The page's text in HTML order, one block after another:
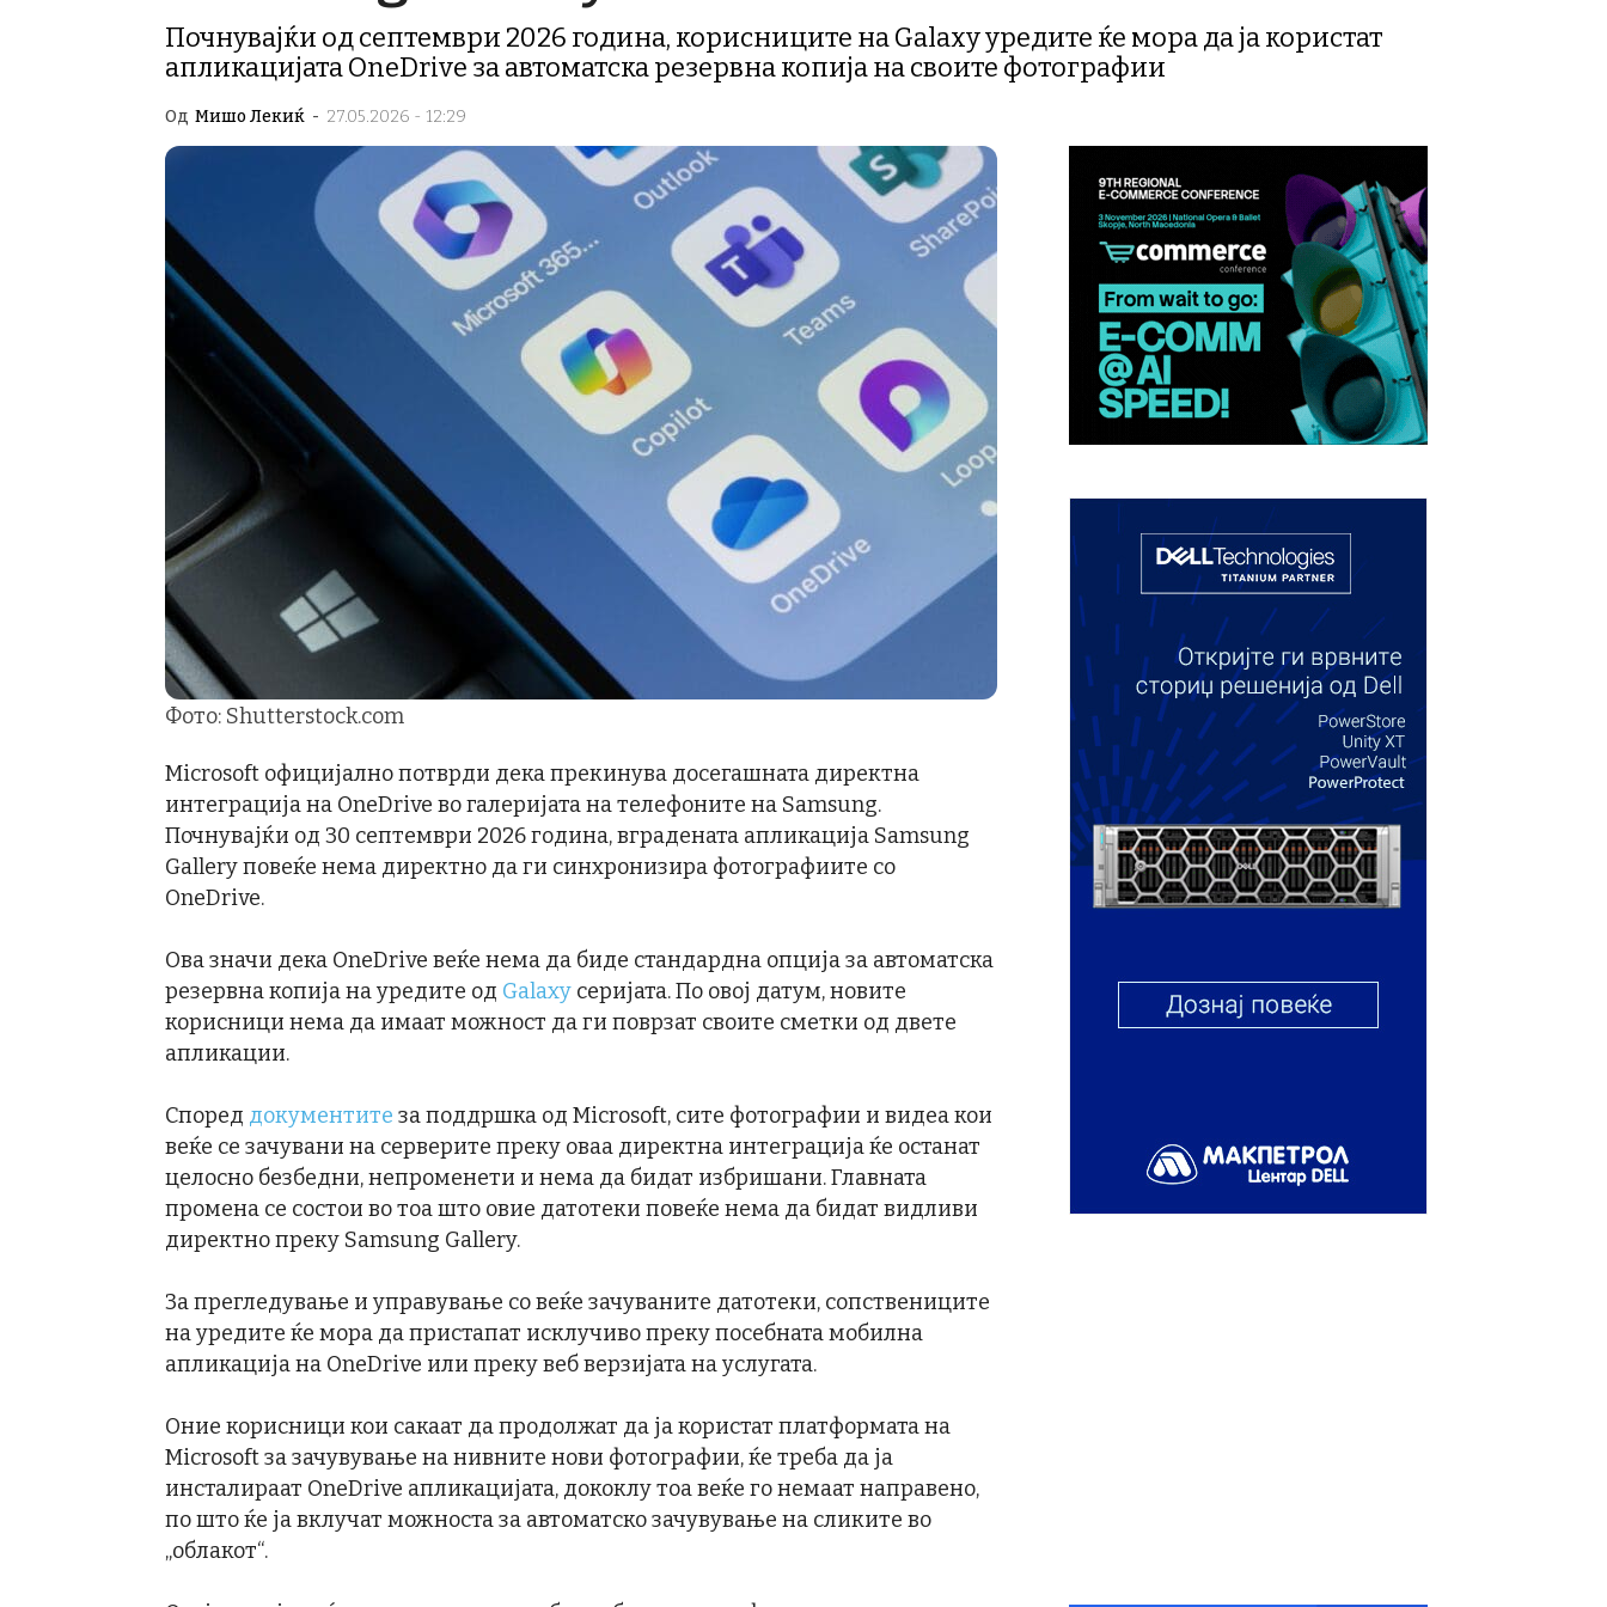
Почнувајќи од септември 2026 година, корисниците на Galaxy уредите ќе мора да ја користат
апликацијата OneDrive за автоматска резервна копија на своите фотографии
Од Мишо Лекиќ - 27.05.2026 - 12:29
Фото: Shutterstock.com
Microsoft официјално потврди дека прекинува досегашната директна
интеграција на OneDrive во галеријата на телефоните на Samsung.
Почнувајќи од 30 септември 2026 година, вградената апликација Samsung
Gallery повеќе нема директно да ги синхронизира фотографиите со
OneDrive.
Ова значи дека OneDrive веќе нема да биде стандардна опција за автоматска
резервна копија на уредите од Galaxy серијата. По овој датум, новите
корисници нема да имаат можност да ги поврзат своите сметки од двете
апликации.
Според документите за поддршка од Microsoft, сите фотографии и видеа кои
веќе се зачувани на серверите преку оваа директна интеграција ќе останат
целосно безбедни, непроменети и нема да бидат избришани. Главната
промена се состои во тоа што овие датотеки повеќе нема да бидат видливи
директно преку Samsung Gallery.
За прегледување и управување со веќе зачуваните датотеки, сопствениците
на уредите ќе мора да пристапат исклучиво преку посебната мобилна
апликација на OneDrive или преку веб верзијата на услугата.
Оние корисници кои сакаат да продолжат да ја користат платформата на
Microsoft за зачувување на нивните нови фотографии, ќе треба да ја
инсталираат OneDrive апликацијата, дококлу тоа веќе го немаат направено,
по што ќе ја вклучат можноста за автоматско зачувување на сликите во
„облакот“.